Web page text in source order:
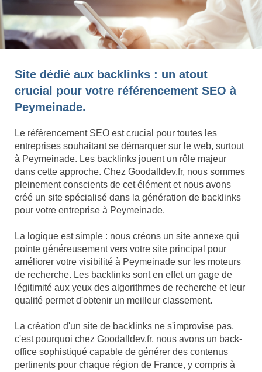
Site dédié aux backlinks : un atout
crucial pour votre référencement SEO à
Peymeinade.
Le référencement SEO est crucial pour toutes les
entreprises souhaitant se démarquer sur le web, surtout
à Peymeinade. Les backlinks jouent un rôle majeur
dans cette approche. Chez Goodalldev.fr, nous sommes
pleinement conscients de cet élément et nous avons
créé un site spécialisé dans la génération de backlinks
pour votre entreprise à Peymeinade.
La logique est simple : nous créons un site annexe qui
pointe généreusement vers votre site principal pour
améliorer votre visibilité à Peymeinade sur les moteurs
de recherche. Les backlinks sont en effet un gage de
légitimité aux yeux des algorithmes de recherche et leur
qualité permet d'obtenir un meilleur classement.
La création d'un site de backlinks ne s'improvise pas,
c'est pourquoi chez Goodalldev.fr, nous avons un back-
office sophistiqué capable de générer des contenus
pertinents pour chaque région de France, y compris à